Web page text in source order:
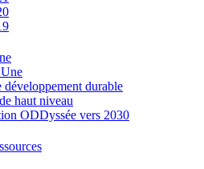
durable
haut niveau
ODDyssée vers 2030